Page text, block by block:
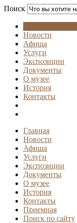
Поиск
Новости
Афиша
Услуги
Экспозиции
Документы
О музее
История
Контакты
Главная
Новости
Афиша
Услуги
Экспозиции
Документы
О музее
История
Контакты
Приемная
Поиск по сайту